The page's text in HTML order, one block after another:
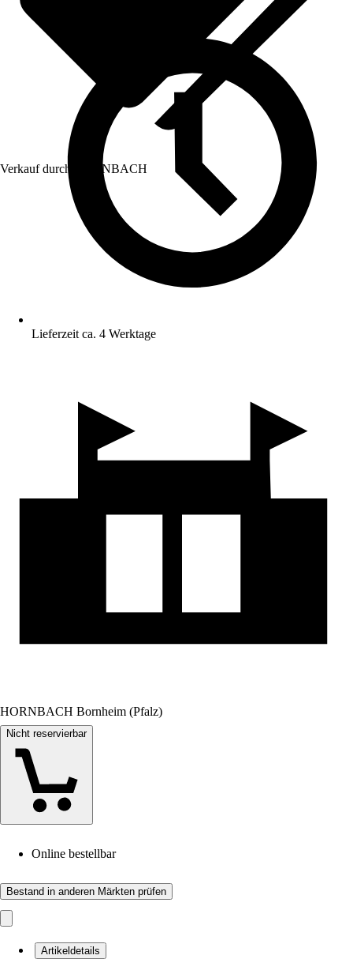
Verkauf durch: HORNBACH
Lieferzeit ca. 4 Werktage
HORNBACH Bornheim (Pfalz)
Nicht reservierbar
Online bestellbar
Bestand in anderen Märkten prüfen
Artikeldetails